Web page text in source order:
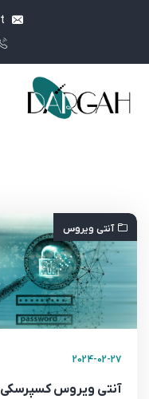
آنتی ویروس
2024-02-27
آنتی ویروس کسپرسکی